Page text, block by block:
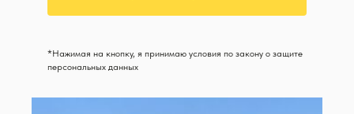
*Нажимая на кнопку, я принимаю условия по закону о защите
персональных данных